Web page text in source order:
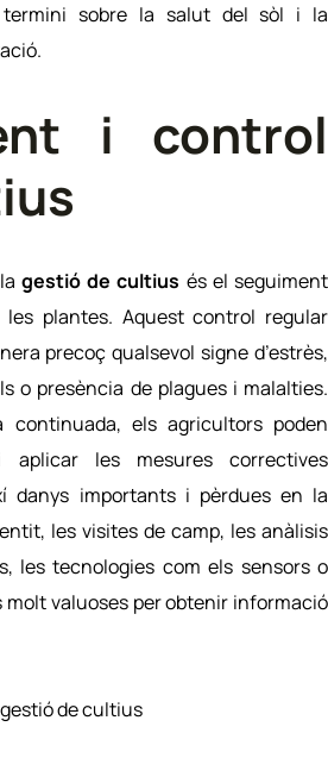
termini sobre la salut del sòl i la
i control
lagestió de cultius és el seguiment
plantes. Aquest control regular
precoç qualsevol signe d’estrès,
o presència de plagues i malalties.
continuada, els agricultors poden
les mesures correctives
danys importants i pèrdues en la
les visites de camp, les anàlisis
les tecnologies com els sensors o
molt valuoses per obtenir informació